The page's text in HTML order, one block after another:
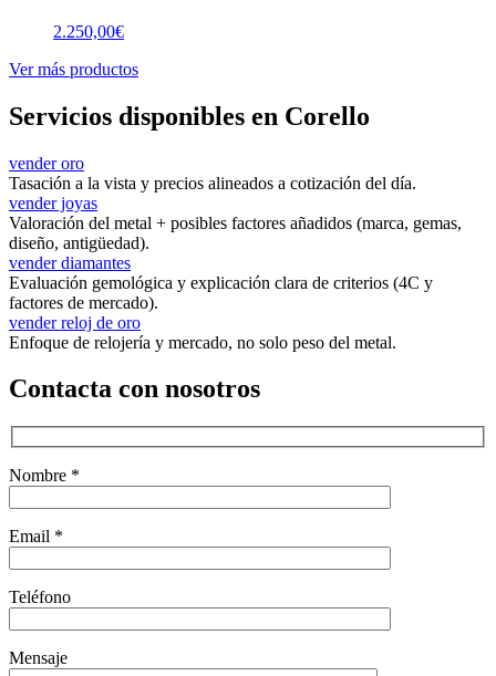
2.250,00€
Ver más productos
Servicios disponibles en Corello
vender oro
Tasación a la vista y precios alineados a cotización del día.
vender joyas
Valoración del metal + posibles factores añadidos (marca, gemas,
diseño, antigüedad).
vender diamantes
Evaluación gemológica y explicación clara de criterios (4C y
factores de mercado).
vender reloj de oro
Enfoque de relojería y mercado, no solo peso del metal.
Contacta con nosotros
Nombre *
Email *
Teléfono
Mensaje